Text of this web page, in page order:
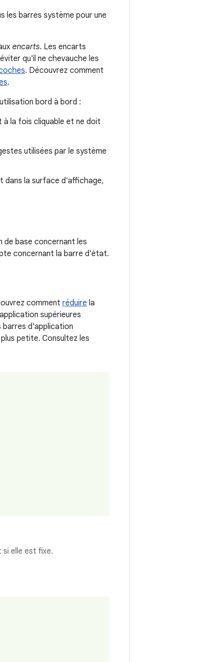
barres système pour une
encarts. Les encarts
qu'il ne chevauche les
. Découvrez comment
.
bord à bord :
la fois cliquable et ne doit
utilisées par le système
dans la surface d'affichage,
de base concernant les
concernant la barre d'état.
comment réduire la
supérieures
barres d'application
petite. Consultez les
elle est fixe.